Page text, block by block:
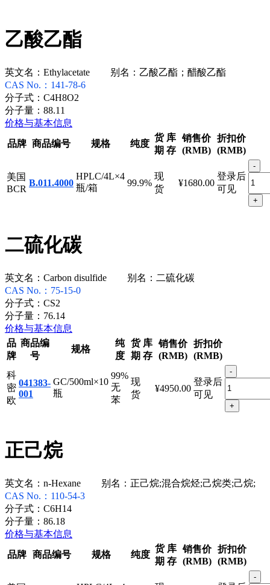
乙酸乙酯
英文名： Ethylacetate 别名： 乙酸乙酯；醋酸乙酯
CAS No.： 141-78-6
分子式： C4H8O2
分子量： 88.11
价格与基本信息
品牌 商品编号 规格 纯度
货
期
库
存
销售价
(RMB)
折扣价
(RMB)
美国
BCR
B.011.4000
HPLC/4L×4
瓶/箱
99.9%
现
货
¥1680.00
登录后
可见
-
+
二硫化碳
英文名： Carbon disulfide 别名： 二硫化碳
CAS No.： 75-15-0
分子式： CS2
分子量： 76.14
价格与基本信息
品
牌
商品编
号
规格
纯
度
货
期
库
存
销售价
(RMB)
折扣价
(RMB)
科
密
欧
041383-
001
GC/500ml×10
瓶
99%
无
苯
现
货
¥4950.00
登录后
可见
-
+
正己烷
英文名： n-Hexane 别名： 正己烷;混合烷烃;己烷类;己烷;
CAS No.： 110-54-3
分子式： C6H14
分子量： 86.18
价格与基本信息
品牌
商品编号 规格 纯度
货
期
库
存
销售价
(RMB)
折扣价
(RMB)
-